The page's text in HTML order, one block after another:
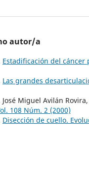
autor/a
Estadificación del cáncer
Las grandes
Miguel Avilán Rovira,
108 Núm. 2 (2000)
Disección de cuello.